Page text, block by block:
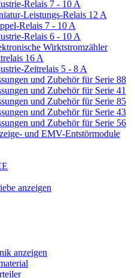
Relais 7 - 10 A
Leistungs-Relais 12 A
Relais 7 - 10 A
Relais 6 - 10 A
Wirktstromzähler
16 A
Zeitrelais 5 - 8 A
und Zubehör für Serie 88
und Zubehör für Serie 41
und Zubehör für Serie 85
und Zubehör für Serie 43
und Zubehör für Serie 56
und EMV-Entstörmodule
anzeigen
anzeigen